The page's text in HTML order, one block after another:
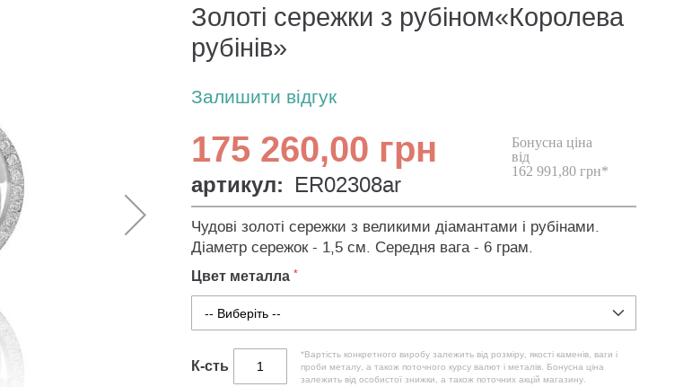
Золоті сережки з рубіном«Королева
рубінів»
Залишити відгук
175 260,00 грн
Бонусна ціна
від
162 991,80 грн*
артикул: ER02308ar
Чудові золоті сережки з великими діамантами і рубінами.
Діаметр сережок - 1,5 см. Середня вага - 6 грам.
Цвет металла
К-сть
*Вартість конкретного виробу залежить від розміру, якості каменів, ваги і
проби металу, а також поточного курсу валют і металів. Бонусна ціна
залежить від особистої знижки, а також поточних акцій магазину.